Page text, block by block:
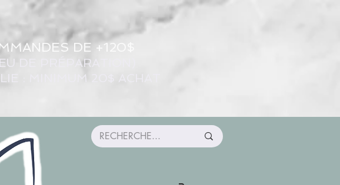
DE +120$
DE PRÉPARATION)
: MINIMUM 20$ ACHAT